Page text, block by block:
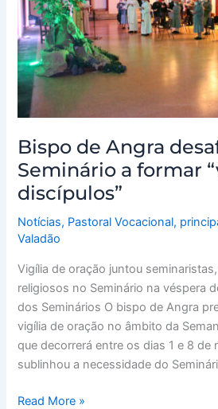
Bispo de Angra
Seminário a formar
discípulos”
Notícias, Pastoral Vocacional,
Valadão
Vigília de oração juntou
religiosos no Seminário na véspera
dos Seminários O bispo de Angra
vigília de oração no âmbito da
que decorrerá entre os dias 1 e 8 de
sublinhou a necessidade do
a
formar
“verdadeiros
discípulos”
Read More »